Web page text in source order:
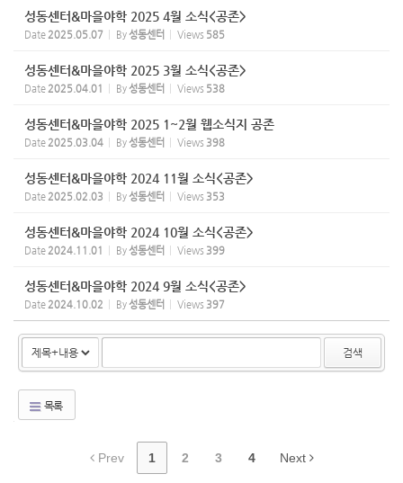
성동센터&마을야학 2025 4월 소식<공존>
Date 2025.05.07 By 성동센터 Views 585
성동센터&마을야학 2025 3월 소식<공존>
Date 2025.04.01 By 성동센터 Views 538
성동센터&마을야학 2025 1~2월 웹소식지 공존
Date 2025.03.04 By 성동센터 Views 398
성동센터&마을야학 2024 11월 소식<공존>
Date 2025.02.03 By 성동센터 Views 353
성동센터&마을야학 2024 10월 소식<공존>
Date 2024.11.01 By 성동센터 Views 399
성동센터&마을야학 2024 9월 소식<공존>
Date 2024.10.02 By 성동센터 Views 397
검색
목록
Prev 1 2 3 4 Next